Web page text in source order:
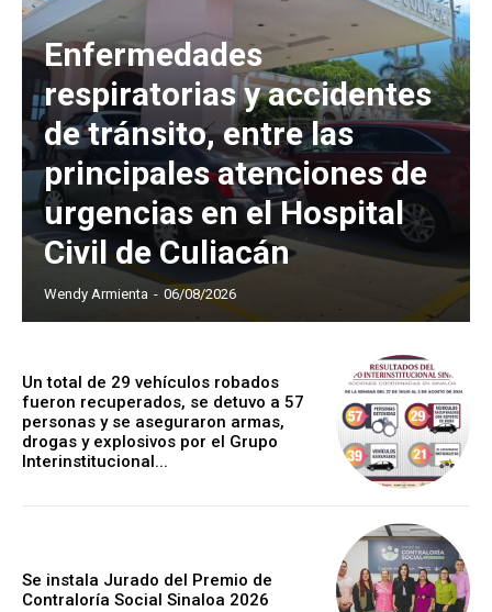
Enfermedades
respiratorias y accidentes
de tránsito, entre las
principales atenciones de
urgencias en el Hospital
Civil de Culiacán
Wendy Armienta - 06/08/2026
Un total de 29 vehículos robados
fueron recuperados, se detuvo a 57
personas y se aseguraron armas,
drogas y explosivos por el Grupo
Interinstitucional...
Se instala Jurado del Premio de
Contraloría Social Sinaloa 2026